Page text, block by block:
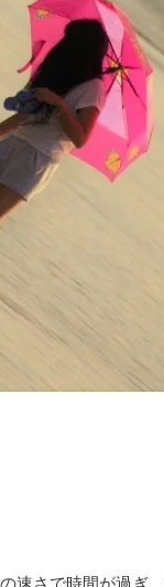
速さで時間が過ぎ、